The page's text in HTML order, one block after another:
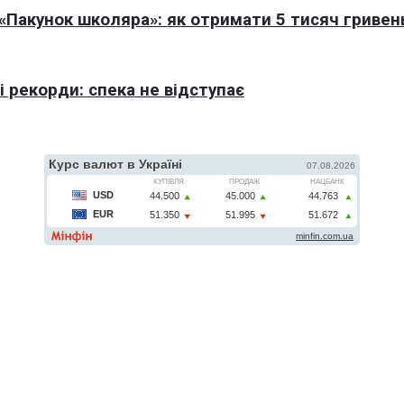
школяра»: як отримати 5 тисяч
рекорди: спека не відступає